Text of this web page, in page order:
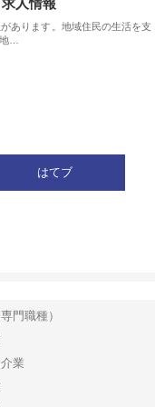
人情報
あります。地域住民の生活を支
…
はてブ
門職種）
業